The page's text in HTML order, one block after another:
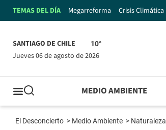
TEMAS DEL DÍA Megarreforma Crisis Climática
SANTIAGO DE CHILE 10°
jueves 06 de agosto de 2026
MEDIO AMBIENTE
El Desconcierto > Medio Ambiente > Naturaleza